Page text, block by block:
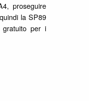
proseguire
la SP89
gratuito per i